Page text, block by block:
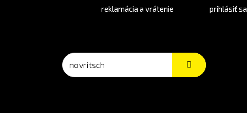
reklamácia a vrátenie prihlásiť sa